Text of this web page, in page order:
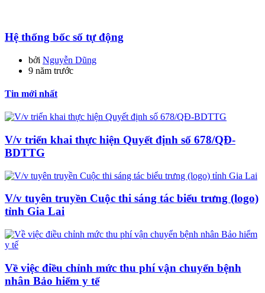
Hệ thống bốc số tự động
bởi Nguyễn Dũng
9 năm trước
Tin mới nhất
V/v triển khai thực hiện Quyết định số 678/QĐ-
BDTTG
V/v tuyên truyền Cuộc thi sáng tác biểu trưng (logo)
tỉnh Gia Lai
Về việc điều chỉnh mức thu phí vận chuyển bệnh
nhân Bảo hiểm y tế